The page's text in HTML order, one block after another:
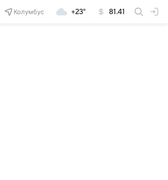
Колумбус +23° 81.41